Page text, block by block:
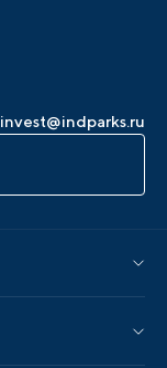
invest@indparks.ru